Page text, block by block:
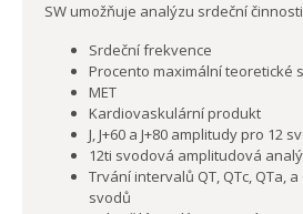
SW umožňuje analýzu srdeční
Srdeční frekvence
Procento maximální teoretické
MET
Kardiovaskulární produkt
J, J+60 a J+80 amplitudy pro 12
12ti svodová amplitudová
Trvání intervalů QT, QTc, QTa,
svodů